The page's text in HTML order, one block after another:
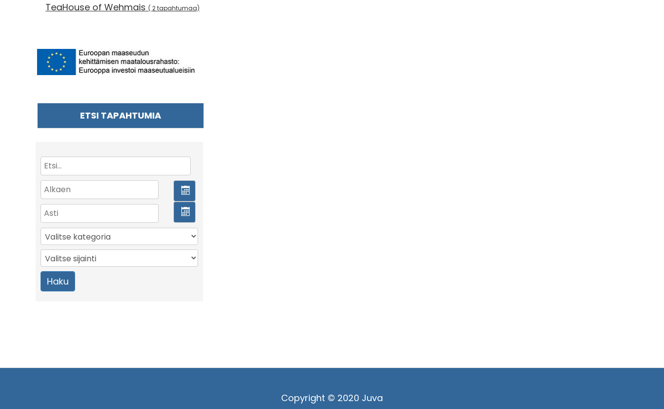
TeaHouse of Wehmais ( 2 tapahtumaa)
ETSI TAPAHTUMIA
Copyright © 2020 Juva